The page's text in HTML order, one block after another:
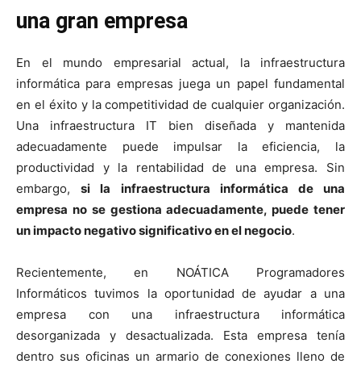
una gran empresa
En el mundo empresarial actual, la infraestructura
informática para empresas juega un papel fundamental
en el éxito y la competitividad de cualquier organización.
Una infraestructura IT bien diseñada y mantenida
adecuadamente puede impulsar la eficiencia, la
productividad y la rentabilidad de una empresa. Sin
embargo,si la infraestructura informática de una
empresa no se gestiona adecuadamente, puede tener
un impacto negativo significativo en el negocio.
Recientemente, en NOÁTICA Programadores
Informáticos tuvimos la oportunidad de ayudar a una
empresa con una infraestructura informática
desorganizada y desactualizada. Esta empresa tenía
dentro sus oficinas un armario de conexiones lleno de